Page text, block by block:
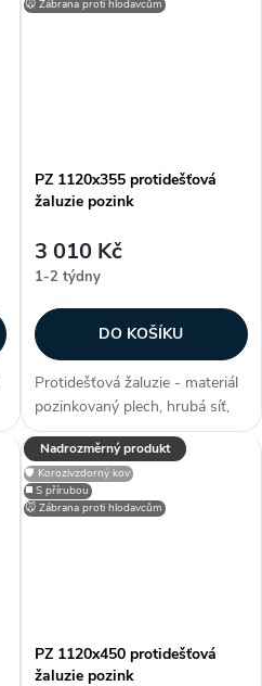
🐭 Zábrana proti hlodavcům
PZ 1120x355 protidešťová
žaluzie pozink
3 010 Kč
1-2 týdny
DO KOŠÍKU
Protidešťová žaluzie - materiál
pozinkovaný plech, hrubá síť,
efektivní plocha sef 0,2006 m²,
snadno přizpůsobitelné díky
možnosti lakování RAL, zakryje
stavební otvory, užívané...
Nadrozměrný produkt
◼️ S přírubou
🛡️ Korozivzdorný kov
🐭 Zábrana proti hlodavcům
PZ 1120x450 protidešťová
žaluzie pozink